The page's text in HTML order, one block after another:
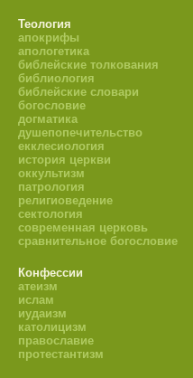
Теология
апокрифы
апологетика
библейские толкования
библиология
библейские словари
богословие
догматика
душепопечительство
екклесиология
история церкви
оккультизм
патрология
религиоведение
сектология
современная церковь
сравнительное богословие
Конфессии
атеизм
ислам
иудаизм
католицизм
православие
протестантизм